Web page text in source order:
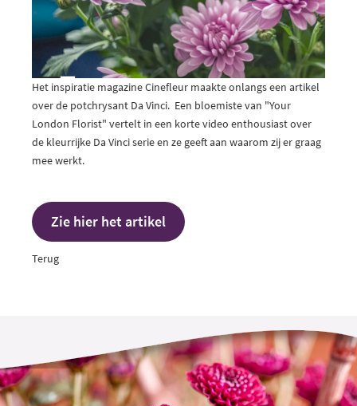
Het inspiratie magazine Cinefleur maakte onlangs een artikel
over de potchrysant Da Vinci. Een bloemiste van "Your
London Florist" vertelt in een korte video enthousiast over
de kleurrijke Da Vinci serie en ze geeft aan waarom zij er graag
mee werkt.
Zie hier het artikel
Terug